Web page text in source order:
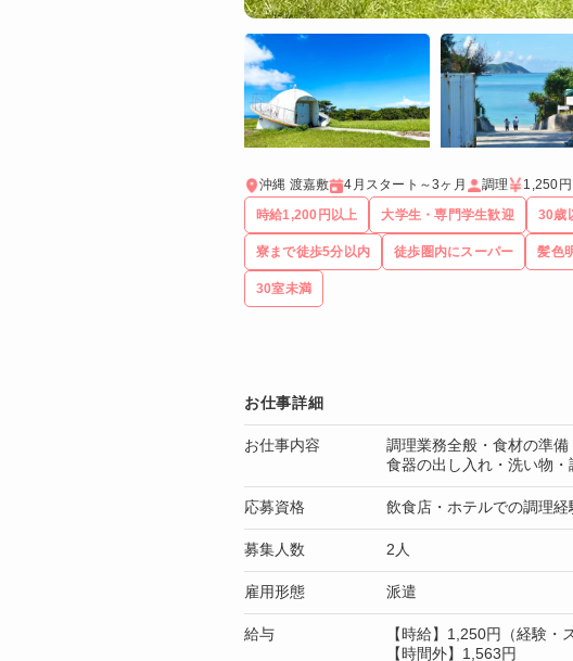
沖縄 渡嘉敷 4月スタート～3ヶ月 調理 1,250円
時給1,200円以上 大学生・専門学生歓迎 30歳
寮まで徒歩5分以内 徒歩圏内にスーパー 髪色
30室未満
お仕事詳細
お仕事内容
調理業務全般・食材の準
食器の出し入れ・洗い物
応募資格 飲食店・ホテルでの調理
募集人数 2人
雇用形態 派遣
給与
【時給】1,250円（経験・
【時間外】1,563円